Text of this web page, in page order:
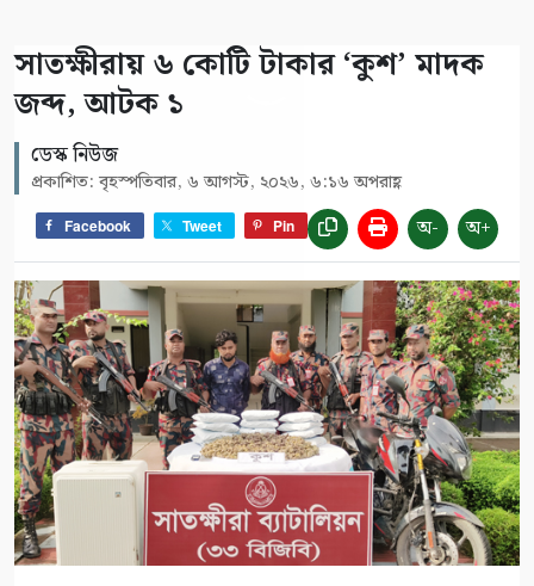
সাতক্ষীরায় ৬ কোটি টাকার ‘কুশ’ মাদক
জব্দ, আটক ১
ডেস্ক নিউজ
প্রকাশিত: বৃহস্পতিবার, ৬ আগস্ট, ২০২৬, ৬:১৬ অপরাহ্ণ
Facebook Tweet Pin অ- অ+